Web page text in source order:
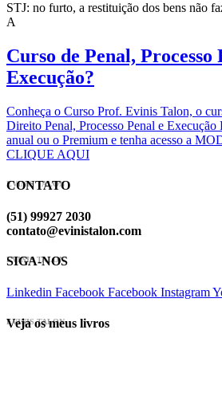
STJ: no furto, a restituição dos bens não
A
Curso de Penal, Processo
Execução?
Conheça o Curso Prof. Evinis Talon, o
Direito Penal, Processo Penal e Execução
anual ou o Premium e tenha acesso a
CLIQUE AQUI
EVINIS TALON
CONTATO
(51) 99927 2030
contato@evinistalon.com
EVINIS TALON
SIGA-NOS
Linkedin Facebook Facebook Instagram
EVINIS TALON
Veja os meus livros